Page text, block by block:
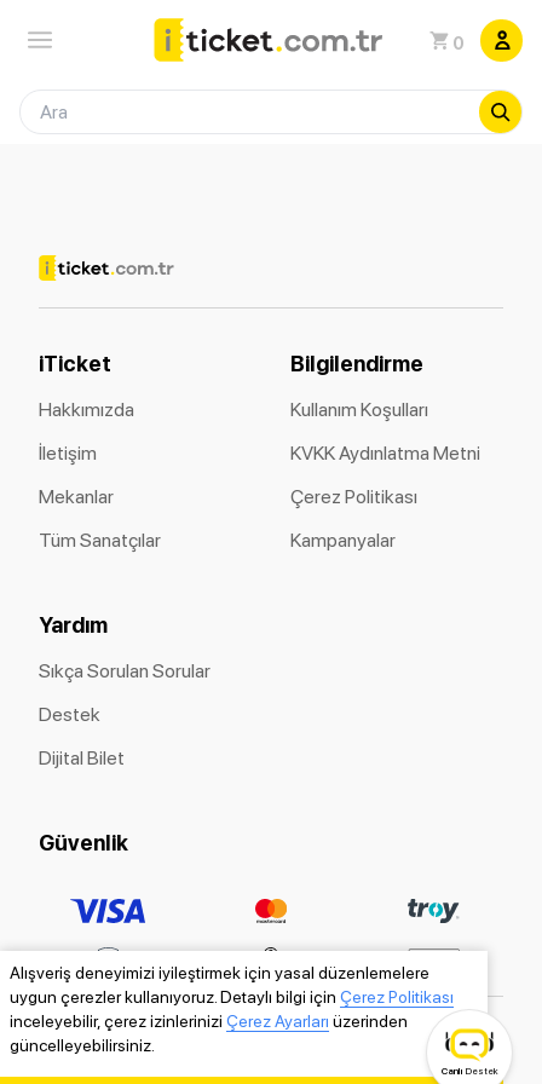
0
Alışveriş deneyimizi iyileştirmek için yasal düzenlemelere
uygun çerezler kullanıyoruz. Detaylı bilgi için Çerez Politikası
inceleyebilir, çerez izinlerinizi Çerez Ayarları üzerinden
güncelleyebilirsiniz.
iTicket
Hakkımızda
İletişim
Mekanlar
Tüm Sanatçılar
Bilgilendirme
Kullanım Koşulları
KVKK Aydınlatma Metni
Çerez Politikası
Kampanyalar
Yardım
Sıkça Sorulan Sorular
Destek
Dijital Bilet
Güvenlik
Canlı Destek